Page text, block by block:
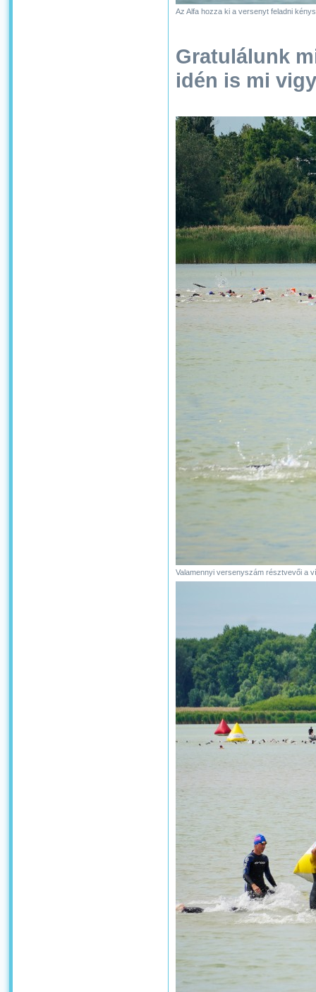
Az Alfa hozza ki a versenyt feladni
Gratulálunk
idén is mi
Valamennyi versenyszám résztvevői a